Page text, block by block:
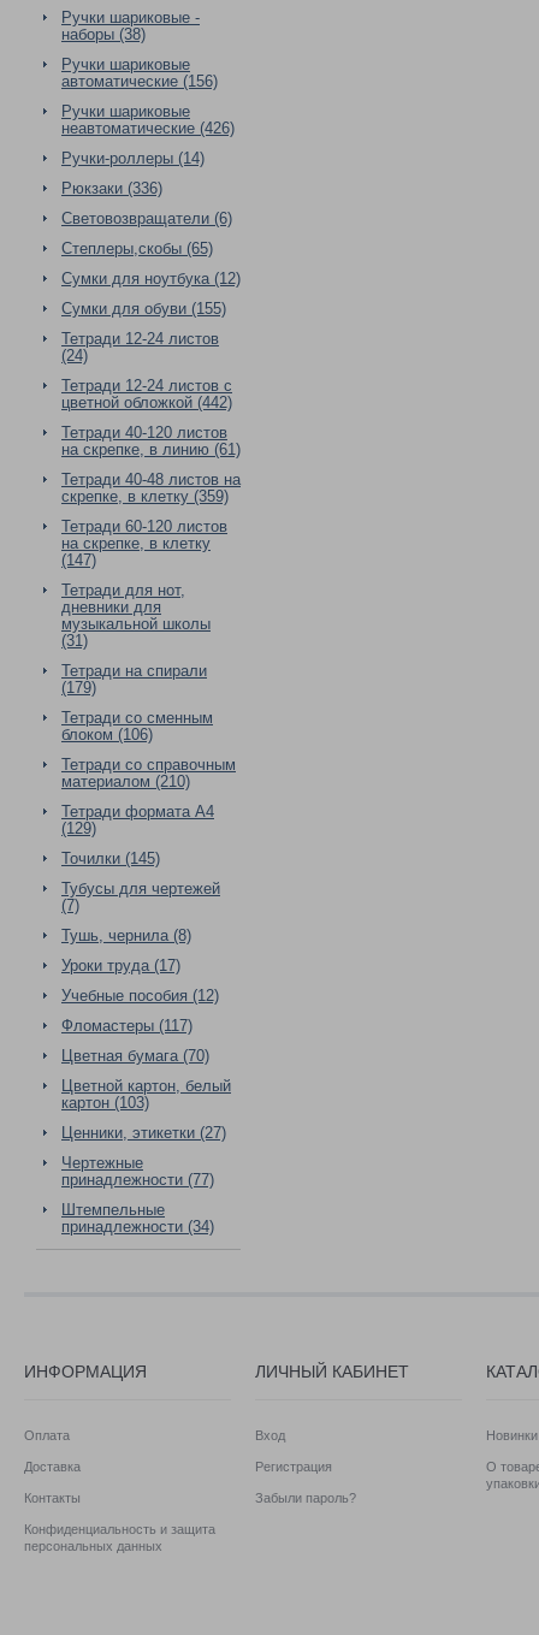
Ручки шариковые -
наборы (38)
Ручки шариковые
автоматические (156)
Ручки шариковые
неавтоматические (426)
Ручки-роллеры (14)
Рюкзаки (336)
Световозвращатели (6)
Степлеры,скобы (65)
Сумки для ноутбука (12)
Сумки для обуви (155)
Тетради 12-24 листов
(24)
Тетради 12-24 листов с
цветной обложкой (442)
Тетради 40-120 листов
на скрепке, в линию (61)
Тетради 40-48 листов на
скрепке, в клетку (359)
Тетради 60-120 листов
на скрепке, в клетку
(147)
Тетради для нот,
дневники для
музыкальной школы
(31)
Тетради на спирали
(179)
Тетради со сменным
блоком (106)
Тетради со справочным
материалом (210)
Тетради формата А4
(129)
Точилки (145)
Тубусы для чертежей
(7)
Тушь, чернила (8)
Уроки труда (17)
Учебные пособия (12)
Фломастеры (117)
Цветная бумага (70)
Цветной картон, белый
картон (103)
Ценники, этикетки (27)
Чертежные
принадлежности (77)
Штемпельные
принадлежности (34)
ИНФОРМАЦИЯ
Оплата
Доставка
Контакты
Конфиденциальность и защита
персональных данных
ЛИЧНЫЙ КАБИНЕТ
Вход
Регистрация
Забыли пароль?
Новинки
О